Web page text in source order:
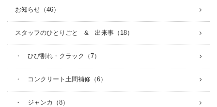
お知らせ（46）
スタッフのひとりごと & 出来事（18）
・ ひび割れ・クラック（7）
・ コンクリート土間補修（6）
・ ジャンカ（8）